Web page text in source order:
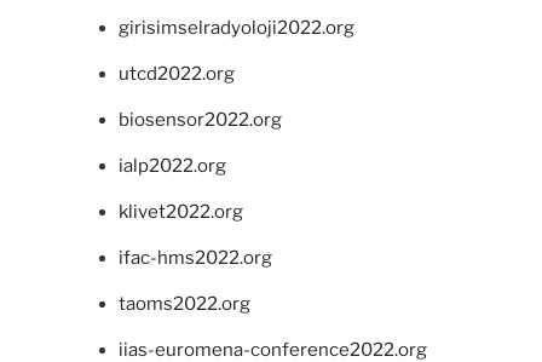
girisimselradyoloji2022.org
utcd2022.org
biosensor2022.org
ialp2022.org
klivet2022.org
ifac-hms2022.org
taoms2022.org
iias-euromena-conference2022.org